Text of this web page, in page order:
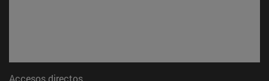
Accesos directos